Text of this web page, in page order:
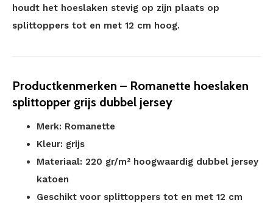
houdt het hoeslaken stevig op zijn plaats op
splittoppers tot en met 12 cm hoog.
Productkenmerken – Romanette hoeslaken
splittopper grijs dubbel jersey
Merk: Romanette
Kleur: grijs
Materiaal: 220 gr/m² hoogwaardig dubbel jersey
katoen
Geschikt voor splittoppers tot en met 12 cm